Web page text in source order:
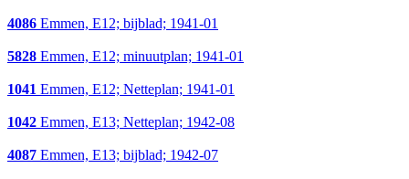
4086 Emmen, E12; bijblad; 1941-01
5828 Emmen, E12; minuutplan; 1941-01
1041 Emmen, E12; Netteplan; 1941-01
1042 Emmen, E13; Netteplan; 1942-08
4087 Emmen, E13; bijblad; 1942-07